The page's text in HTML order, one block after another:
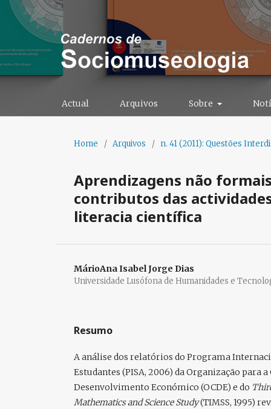
Actual Arquivos Sobre
Home / Arquivos / n. 41 (2011): Questões
Aprendizagens não
contributos das
literacia científica
MárioAna Isabel Jorge Dias
Universidade Lusófona de Humanidades e
Resumo
A análise dos relatórios do Programa
Estudantes (PISA, 2006) da Organização para a
Desenvolvimento Económico (OCDE) e do
Mathematics and Science Study(TIMSS, 1995)